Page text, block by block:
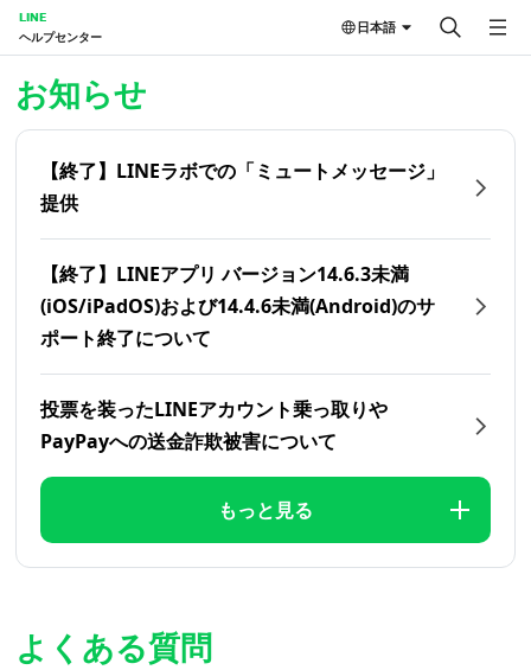
LINE
ヘルプセンター
日本語
お知らせ
【終了】LINEラボでの「ミュートメッセージ」
提供
【終了】LINEアプリ バージョン14.6.3未満
(iOS/iPadOS)および14.4.6未満(Android)のサ
ポート終了について
投票を装ったLINEアカウント乗っ取りや
PayPayへの送金詐欺被害について
もっと見る
よくある質問